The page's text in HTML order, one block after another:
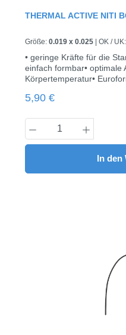
Durchschnittliche
THERMAL ACTIVE NITI
Größe: 0.019 x 0.025 OK / UK:
• geringe Kräfte für die
einfach formbar• optimale
Körpertemperatur•
Regulärer Preis:
5,90 €
Produkt Anzahl:
In den